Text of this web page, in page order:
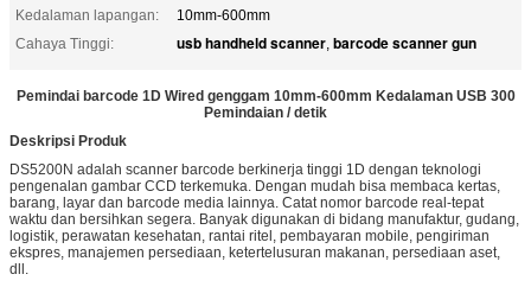
Kedalaman lapangan:
10mm-600mm
Cahaya Tinggi:
usb handheld scanner, barcode scanner gun
Pemindai barcode 1D Wired genggam 10mm-600mm Kedalaman USB 300
Pemindaian / detik
Deskripsi Produk
DS5200N adalah scanner barcode berkinerja tinggi 1D dengan teknologi
pengenalan gambar CCD terkemuka. Dengan mudah bisa membaca kertas,
barang, layar dan barcode media lainnya. Catat nomor barcode real-tepat
waktu dan bersihkan segera. Banyak digunakan di bidang manufaktur, gudang,
logistik, perawatan kesehatan, rantai ritel, pembayaran mobile, pengiriman
ekspres, manajemen persediaan, ketertelusuran makanan, persediaan aset,
dll.